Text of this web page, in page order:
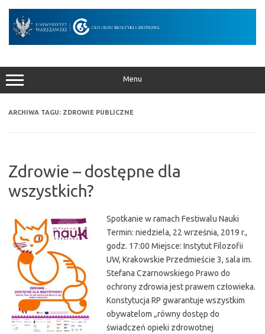
treści
Menu
ARCHIWA TAGU: ZDROWIE PUBLICZNE
Zdrowie – dostępne dla
wszystkich?
Spotkanie w ramach Festiwalu Nauki
Termin: niedziela, 22 września, 2019 r.,
godz. 17:00 Miejsce: Instytut Filozofii
UW, Krakowskie Przedmieście 3, sala im.
Stefana Czarnowskiego Prawo do
ochrony zdrowia jest prawem człowieka.
Konstytucja RP gwarantuje wszystkim
obywatelom „równy dostęp do
świadczeń opieki zdrowotnej